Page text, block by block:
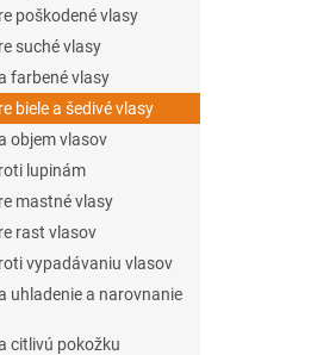
poškodené vlasy
suché vlasy
farbené vlasy
biele a šedivé vlasy
objem vlasov
lupinám
mastné vlasy
rast vlasov
vypadávaniu vlasov
uhladenie a narovnanie
citlivú pokožku